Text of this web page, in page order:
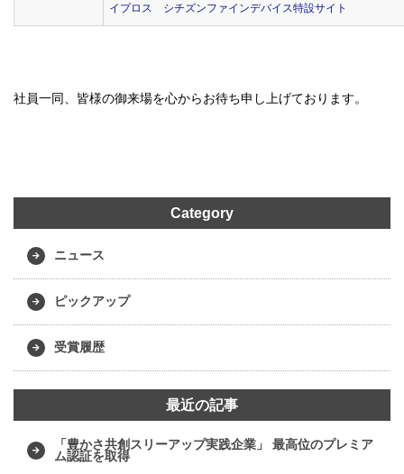
イプロス シチズンファインデバイス特設サイト
社員一同、皆様の御来場を心からお待ち申し上げております。
Category
ニュース
ピックアップ
受賞履歴
最近の記事
「豊かさ共創スリーアップ実践企業」 最高位のプレミア
ム認証を取得